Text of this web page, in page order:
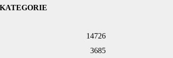
14726
3685